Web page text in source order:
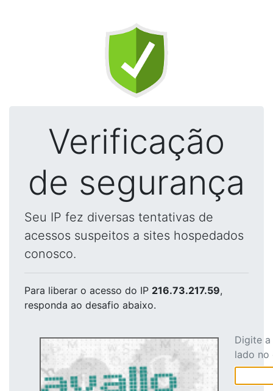
Verificação
de segurança
Seu IP fez diversas tentativas de
acessos suspeitos a sites hospedados
conosco.
Para liberar o acesso do IP 216.73.217.59,
responda ao desafio abaixo.
Digite
lado no